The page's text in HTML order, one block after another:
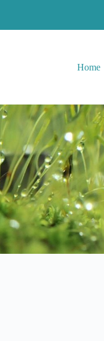
Home